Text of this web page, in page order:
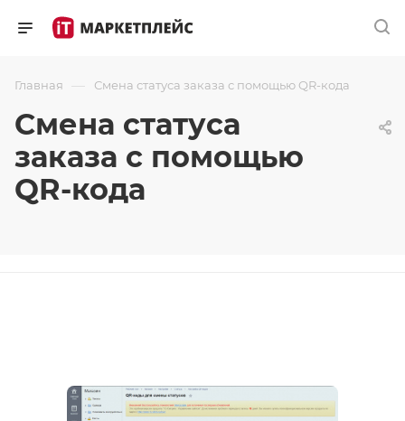
Главная — Смена статуса заказа с помощью QR-кода
Смена статуса
заказа с помощью
QR-кода